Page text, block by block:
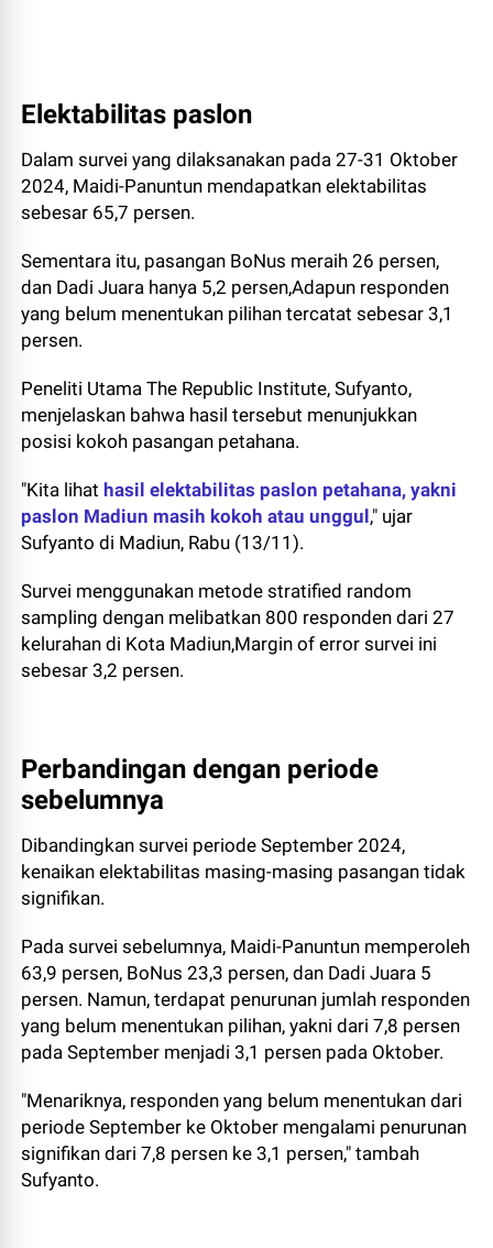
Elektabilitas paslon
Dalam survei yang dilaksanakan pada 27-31 Oktober
2024, Maidi-Panuntun mendapatkan elektabilitas
sebesar 65,7 persen.
Sementara itu, pasangan BoNus meraih 26 persen,
dan Dadi Juara hanya 5,2 persen,Adapun responden
yang belum menentukan pilihan tercatat sebesar 3,1
persen.
Peneliti Utama The Republic Institute, Sufyanto,
menjelaskan bahwa hasil tersebut menunjukkan
posisi kokoh pasangan petahana.
"Kita lihat hasil elektabilitas paslon petahana, yakni
paslon Madiun masih kokoh atau unggul," ujar
Sufyanto di Madiun, Rabu (13/11).
Survei menggunakan metode stratified random
sampling dengan melibatkan 800 responden dari 27
kelurahan di Kota Madiun,Margin of error survei ini
sebesar 3,2 persen.
Perbandingan dengan periode
sebelumnya
Dibandingkan survei periode September 2024,
kenaikan elektabilitas masing-masing pasangan tidak
signifikan.
Pada survei sebelumnya, Maidi-Panuntun memperoleh
63,9 persen, BoNus 23,3 persen, dan Dadi Juara 5
persen. Namun, terdapat penurunan jumlah responden
yang belum menentukan pilihan, yakni dari 7,8 persen
pada September menjadi 3,1 persen pada Oktober.
"Menariknya, responden yang belum menentukan dari
periode September ke Oktober mengalami penurunan
signifikan dari 7,8 persen ke 3,1 persen," tambah
Sufyanto.